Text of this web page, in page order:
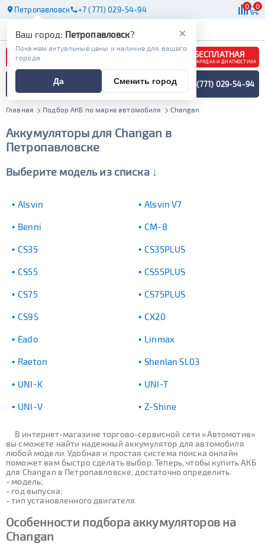
Петропавловск +7 (771) 029-54-94 0 0
АКБ
БЕСПЛАТНАЯ
ЗАРЯДКА И ДИАГНОСТИКА
ПОДБОР АККУМУЛЯТОРА
СПЕЦИАЛИСТОМ +7 (771) 029-54-94
Главная Подбор АКБ по марке автомобиля Changan
Аккумуляторы для Changan в
Петропавловске
Выберите модель из списка ↓
Alsvin Alsvin V7
Benni CM-8
CS35 CS35PLUS
CS55 CS55PLUS
CS75 CS75PLUS
CS95 CX20
Eado Linmax
Raeton Shenlan SL03
UNI-K UNI-T
UNI-V Z-Shine
В интернет-магазине торгово-сервисной сети «Автомотив»
вы сможете найти надежный аккумулятор для автомобиля
любой модели. Удобная и простая система поиска онлайн
поможет вам быстро сделать выбор. Теперь, чтобы купить АКБ
для Changan в Петропавловске, достаточно определить:
- модель;
- год выпуска;
- тип установленного двигателя.
Особенности подбора аккумуляторов на
Changan
×
Ваш город: Петропавловск?
Покажем актуальные цены и наличие для вашего
города.
Да Сменить город